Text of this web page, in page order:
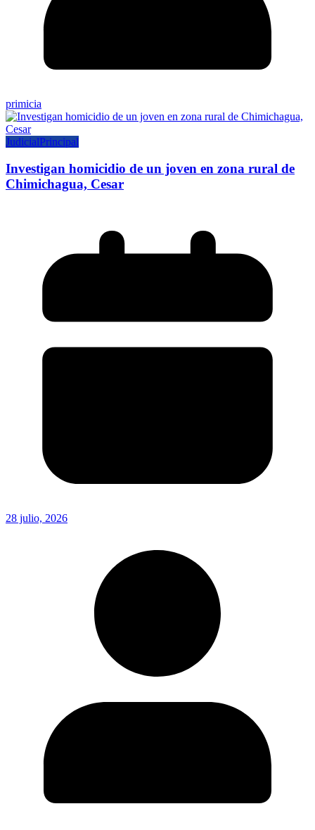
primicia
JudicialPrincipal
Investigan homicidio de un joven en zona rural de
Chimichagua, Cesar
28 julio, 2026